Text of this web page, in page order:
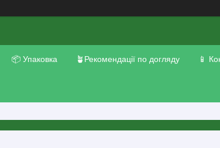
📦 Упаковка 🪴Рекомендації по догляду 📱